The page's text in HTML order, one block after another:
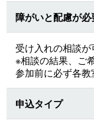
障がいと配慮が
受け入れの相談が
※相談の結果、ご
参加前に必ず各教
申込タイプ